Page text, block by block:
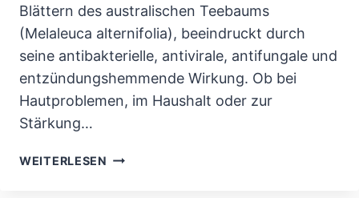
Blättern des australischen Teebaums
(Melaleuca alternifolia), beeindruckt durch
seine antibakterielle, antivirale, antifungale und
entzündungshemmende Wirkung. Ob bei
Hautproblemen, im Haushalt oder zur
Stärkung…
WEITERLESEN TEEBAUMÖL: